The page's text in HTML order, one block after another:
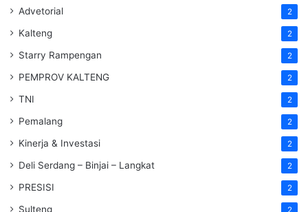
Advetorial 2
Kalteng 2
Starry Rampengan 2
PEMPROV KALTENG 2
TNI 2
Pemalang 2
Kinerja & Investasi 2
Deli Serdang – Binjai – Langkat 2
PRESISI 2
Sulteng 2